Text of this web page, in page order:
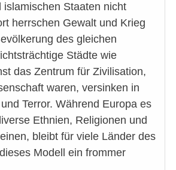
islamischen Staaten nicht
herrschen Gewalt und Krieg
des gleichen
Städte wie
das Zentrum für Zivilisation,
waren, versinken in
Terror. Während Europa es
Ethnien, Religionen und
bleibt für viele Länder des
Modell ein frommer